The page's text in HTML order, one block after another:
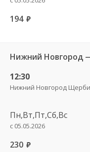
194 руб.
Нижний Новгород
12:30
Нижний Новгород
Пн,Вт,Пт,Сб,Вс
с 05.05.2026
230 руб.